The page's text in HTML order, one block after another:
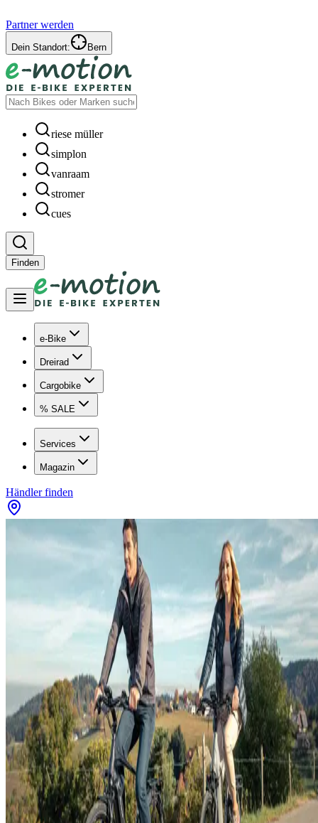
Partner werden
Dein Standort: Bern
riese müller
simplon
vanraam
stromer
cues
Finden
e-Bike
Dreirad
Cargobike
% SALE
Services
Magazin
Händler finden